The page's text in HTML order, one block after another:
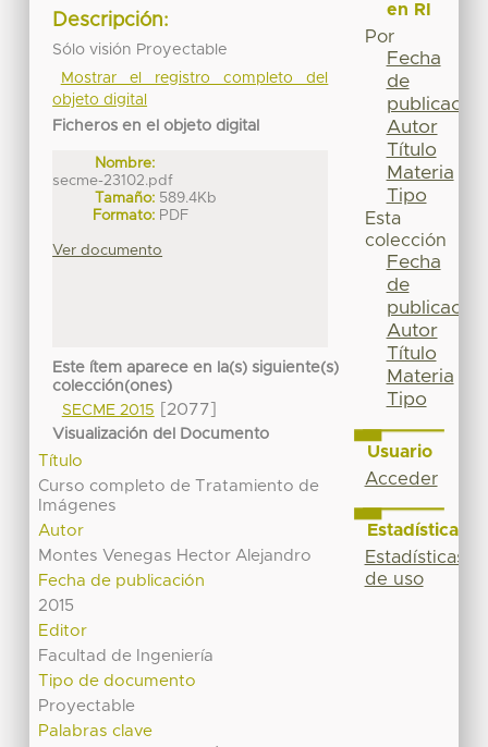
Descripción:
Sólo visión Proyectable
Mostrar el registro completo del
objeto digital
Ficheros en el objeto digital
Nombre:
secme-23102.pdf
Tamaño: 589.4Kb
Formato: PDF
Ver documento
Este ítem aparece en la(s) siguiente(s)
colección(ones)
SECME 2015
[2077]
Visualización del Documento
Título
Curso completo de Tratamiento de
Imágenes
Autor
Montes Venegas Hector Alejandro
Fecha de publicación
2015
Editor
Facultad de Ingeniería
Tipo de documento
Proyectable
Palabras clave
en RI
Por
Fecha
de
publicación
Autor
Título
Materia
Tipo
Esta
colección
Fecha
de
publicación
Autor
Título
Materia
Tipo
Usuario
Acceder
Estadísticas
Estadísticas
de uso